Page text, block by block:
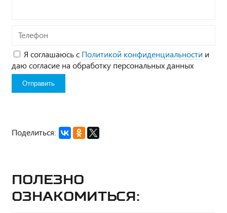
Телефон
Я соглашаюсь с Политикой конфиденциальности и
даю согласие на обработку персональных данных
Поделиться:
Полезно
ознакомиться: